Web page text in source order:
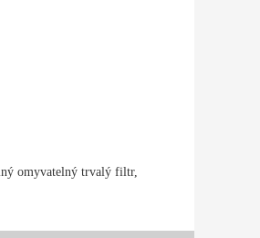
omyvatelný trvalý filtr,